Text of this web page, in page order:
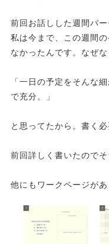
前回お話しした週間バ
私は今まで、この週間
なかったんです。なぜな
「一日の予定をそんな
で充分。」
と思ってたから。書く
前回詳しく書いたのでそ
他にもワークページがあ